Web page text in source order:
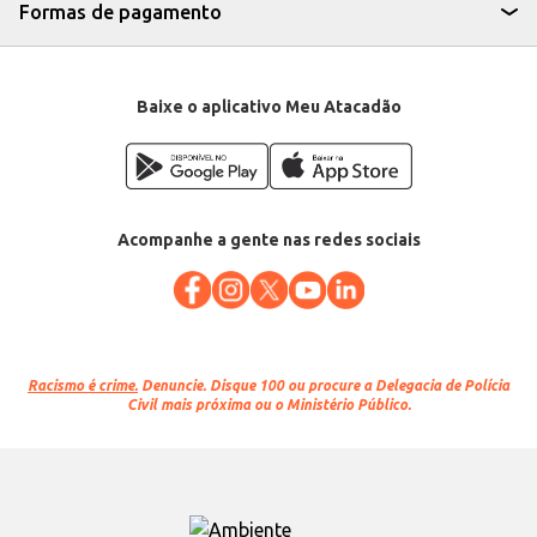
Formas de pagamento
Baixe o aplicativo Meu Atacadão
Acompanhe a gente nas redes sociais
Racismo é crime. Denuncie. Disque 100 ou procure a Delegacia de Polícia
Civil mais próxima ou o Ministério Público.